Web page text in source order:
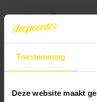
Toestemming
Deze website maakt
Uw prijs: